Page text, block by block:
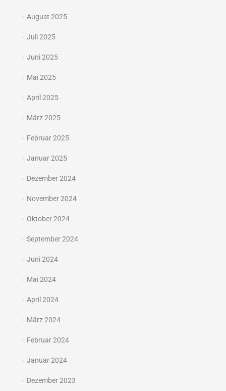
August 2025
Juli 2025
Juni 2025
Mai 2025
April 2025
März 2025
Februar 2025
Januar 2025
Dezember 2024
November 2024
Oktober 2024
September 2024
Juni 2024
Mai 2024
April 2024
März 2024
Februar 2024
Januar 2024
Dezember 2023